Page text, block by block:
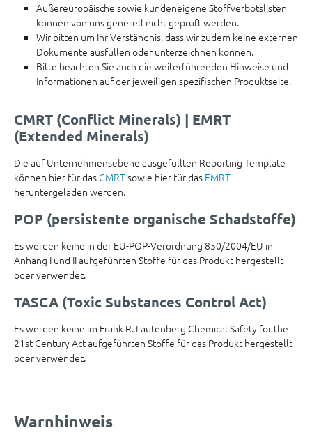
Außereuropäische sowie kundeneigene Stoffverbotslisten
können von uns generell nicht geprüft werden.
Wir bitten um Ihr Verständnis, dass wir zudem keine externen
Dokumente ausfüllen oder unterzeichnen können.
Bitte beachten Sie auch die weiterführenden Hinweise und
Informationen auf der jeweiligen spezifischen Produktseite.
CMRT (Conflict Minerals) | EMRT
(Extended Minerals)
Die auf Unternehmensebene ausgefüllten Reporting Template
können hier für das CMRTsowie hier für das EMRT
heruntergeladen werden.
POP (persistente organische Schadstoffe)
Es werden keine in der EU-POP-Verordnung 850/2004/EU in
Anhang I und II aufgeführten Stoffe für das Produkt hergestellt
oder verwendet.
TASCA (Toxic Substances Control Act)
Es werden keine im Frank R. Lautenberg Chemical Safety for the
21st Century Act aufgeführten Stoffe für das Produkt hergestellt
oder verwendet.
Warnhinweis